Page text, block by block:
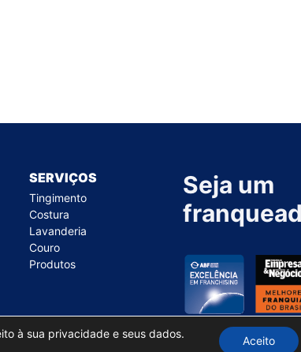
SERVIÇOS
Tingimento
Costura
Lavanderia
Couro
Produtos
Seja um
à sua privacidade e seus dados.
Aceito